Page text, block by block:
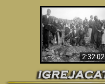
2:32:02
O Terceiro Segredo
de Fátima